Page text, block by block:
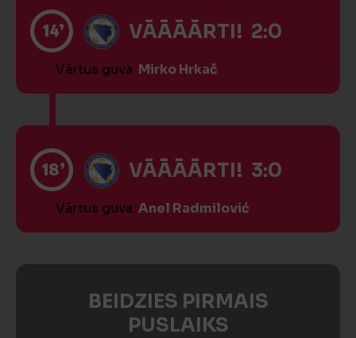
14’ VĀĀĀĀRTI! 2:0
Vārtus guva Mirko Hrkač
18’ VĀĀĀĀRTI! 3:0
Vārtus guva Anel Radmilović
BEIDZIES PIRMAIS
PUSLAIKS